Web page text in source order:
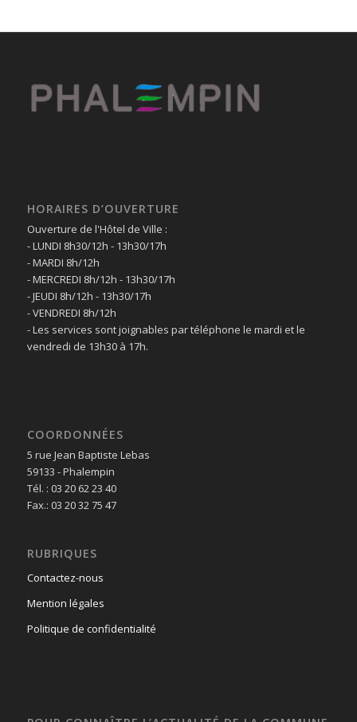
HORAIRES D’OUVERTURE
Ouverture de l'Hôtel de Ville :
- LUNDI 8h30/12h - 13h30/17h
- MARDI 8h/12h
- MERCREDI 8h/12h - 13h30/17h
- JEUDI 8h/12h - 13h30/17h
- VENDREDI 8h/12h
- Les services sont joignables par téléphone le mardi et le
vendredi de 13h30 à 17h.
COORDONNÉES
5 rue Jean Baptiste Lebas
59133 - Phalempin
Tél. : 03 20 62 23 40
Fax.: 03 20 32 75 47
RUBRIQUES
Contactez-nous
Mention légales
Politique de confidentialité